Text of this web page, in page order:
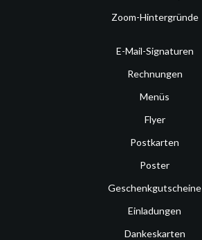
Zoom-Hintergründe
E-Mail-Signaturen
Rechnungen
Menüs
Flyer
Postkarten
Poster
Geschenkgutscheine
Einladungen
Dankeskarten